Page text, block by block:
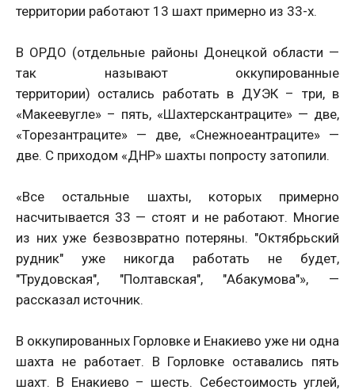
территории работают 13 шахт примерно из 33-х.
В ОРДО (отдельные районы Донецкой области —
так называют оккупированные
территории) остались работать в ДУЭК – три, в
«Макеевугле» – пять, «Шахтерскантраците» — две,
«Торезантраците» — две, «Снежноеантраците» —
две. С приходом «ДНР» шахты попросту затопили.
«Все остальные шахты, которых примерно
насчитывается 33 — стоят и не работают. Многие
из них уже безвозвратно потеряны. "Октябрьский
рудник" уже никогда работать не будет,
"Трудовская", "Полтавская", "Абакумова"», —
рассказал источник.
В оккупированных Горловке и Енакиево уже ни одна
шахта не работает. В Горловке оставались пять
шахт. В Енакиево – шесть. Себестоимость углей,